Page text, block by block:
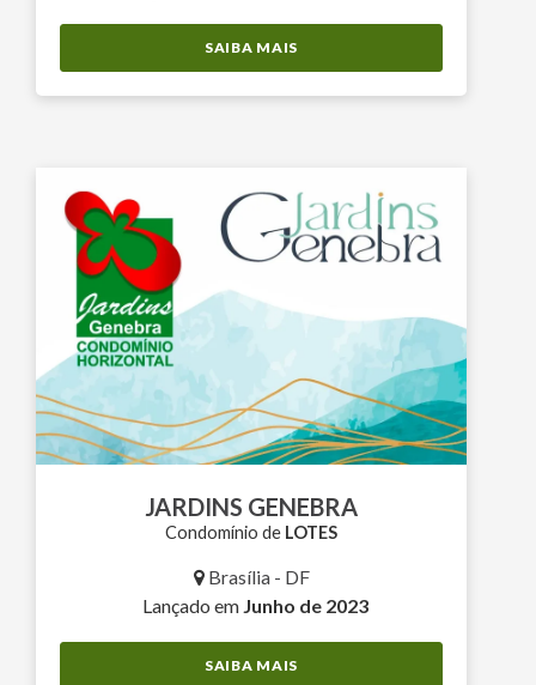
SAIBA MAIS
JARDINS GENEBRA
Condomínio de LOTES
Brasília - DF
Lançado em Junho de 2023
SAIBA MAIS